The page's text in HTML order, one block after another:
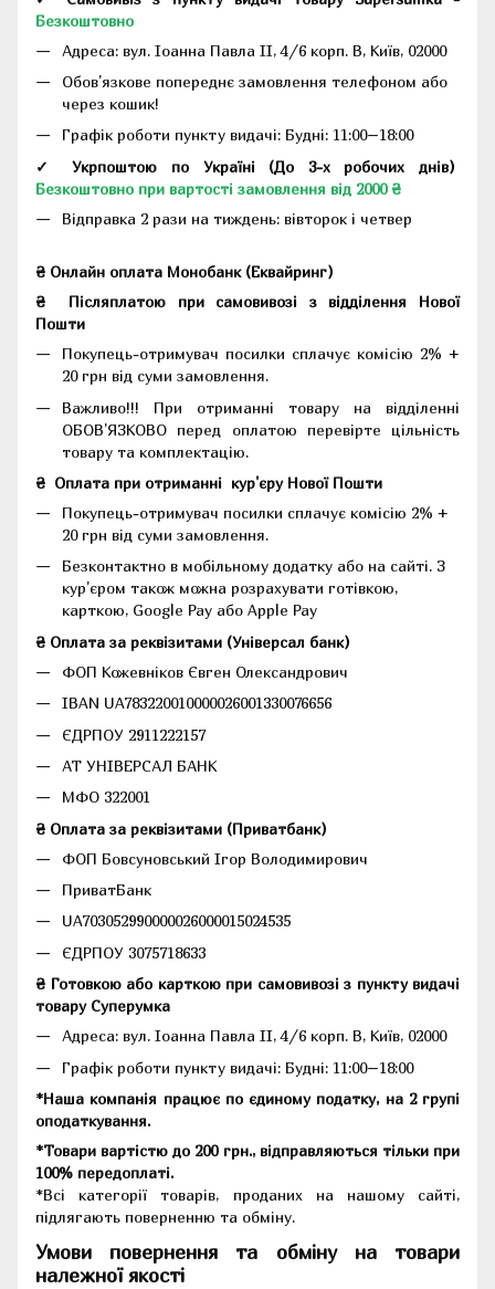
Безкоштовно
Адреса: вул. Іоанна Павла II, 4/6 корп. В, Київ, 02000
Обов'язкове попереднє замовлення телефоном або
через кошик!
Графік роботи пункту видачі: Будні: 11:00–18:00
✓ Укрпоштою по Україні (До 3-х робочих днів)
Безкоштовно при вартості замовлення від 2000 ₴
Відправка 2 рази на тиждень: вівторок і четвер
₴ Онлайн оплата Монобанк (Еквайринг)
₴
Післяплатою при самовивозі з відділення Нової
Пошти
Покупець-отримувач посилки сплачує комісію 2% +
20 грн від суми замовлення.
Важливо!!! При отриманні товару на відділенні
ОБОВ'ЯЗКОВО перед оплатою перевірте цільність
товару та комплектацію.
₴ Оплата при отриманні кур'єру Нової Пошти
Покупець-отримувач посилки сплачує комісію 2% +
20 грн від суми замовлення.
Безконтактно в мобільному додатку або на сайті. З
кур'єром також можна розрахувати готівкою,
карткою, Google Pay або Apple Pay
₴ Оплата за реквізитами (Універсал банк)
ФОП Кожевніков Євген Олександрович
IBAN UA783220010000026001330076656
ЄДРПОУ 2911222157
АТ УНІВЕРСАЛ БАНК
МФО 322001
₴ Оплата за реквізитами (Приватбанк)
ФОП Бовсуновський Ігор Володимирович
ПриватБанк
UA703052990000026000015024535
ЄДРПОУ 3075718633
₴ Готовкою або карткою при самовивозі з пункту видачі
товару Суперумка
Адреса: вул. Іоанна Павла II, 4/6 корп. В, Київ, 02000
Графік роботи пункту видачі: Будні: 11:00–18:00
*Наша компанія працює по єдиному податку, на 2 групі
оподаткування.
*Товари вартістю до 200 грн., відправляються тільки при
100% передоплаті.
*Всі категорії товарів, проданих на нашому сайті,
підлягають поверненню та обміну.
Умови повернення та обміну на товари
належної якості